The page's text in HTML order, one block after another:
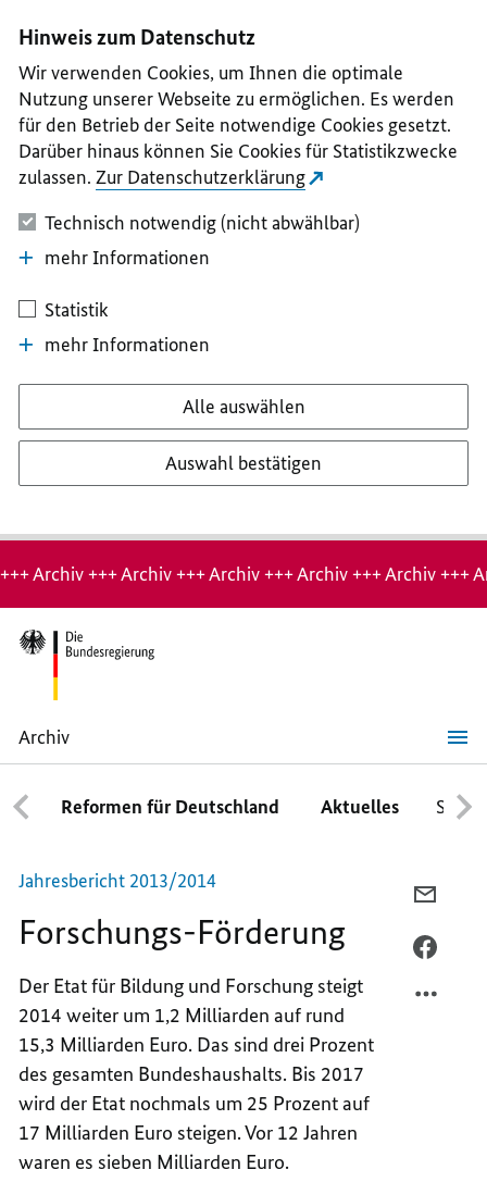
II
III
IV
V
Hinweis zum Datenschutz
Wir verwenden Cookies, um Ihnen die optimale
Nutzung unserer Webseite zu ermöglichen. Es werden
für den Betrieb der Seite notwendige Cookies gesetzt.
Darüber hinaus können Sie Cookies für Statistikzwecke
zulassen. Zur Datenschutzerklärung
Technisch notwendig (nicht abwählbar)
mehr Informationen
Statistik
mehr Informationen
Alle auswählen
Auswahl bestätigen
Hinweis:
Archiv-
Seite
+++ Archiv +++ Archiv +++ Archiv +++ Archiv +++ Archiv +++
Archiv
Forschungs-
FörderungReformen für Deutschland Aktuelles
Jahresbericht 2013/2014
Forschungs-Förderung
Der Etat für Bildung und Forschung steigt
2014 weiter um 1,2 Milliarden auf rund
15,3 Milliarden Euro. Das sind drei Prozent
des gesamten Bundeshaushalts. Bis 2017
wird der Etat nochmals um 25 Prozent auf
17 Milliarden Euro steigen. Vor 12 Jahren
waren es sieben Milliarden Euro.